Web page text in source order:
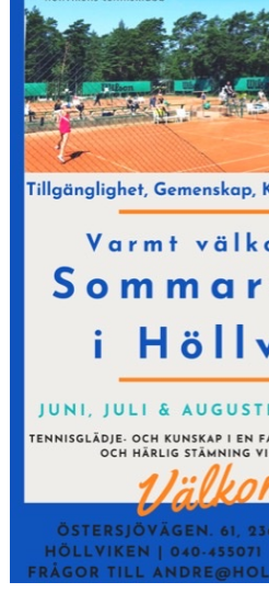
SERIESPEL & TÄVLINGAR
TENNISSHOP
RACKET-STRÄNGNING
PADEL
GRUSBANORNA
SPONSORER & SAMARBETSPARTNERS
AKTUELLT/SOCIAL MEDIA
KONTAKT & OM OSS
TRYGG TENNIS
DOKUMENT
ÖPETTIDER SOMMAR